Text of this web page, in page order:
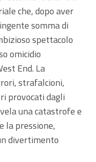
che, dopo aver
somma di
spettacolo
omicidio
End. La
strafalcioni,
provocati dagli
una catastrofe e
la pressione,
divertimento